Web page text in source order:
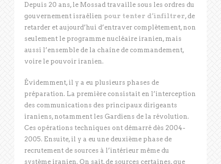
Depuis 20 ans, le Mossad travaille sous les ordres du
gouvernement israélien pour tenter d’infiltrer, de
retarder et aujourd’hui d’entraver complètement, non
seulement le programme nucléaire iranien, mais
aussi l’ensemble de la chaîne de commandement,
voire le pouvoir iranien.
Évidemment, il y a eu plusieurs phases de
préparation. La première consistait en l’interception
des communications des principaux dirigeants
iraniens, notamment les Gardiens de la révolution.
Ces opérations techniques ont démarré dès 2004-
2005. Ensuite, il y a eu une deuxième phase de
recrutement de sources à l’intérieur même du
système iranien. On sait, de sources certaines, que